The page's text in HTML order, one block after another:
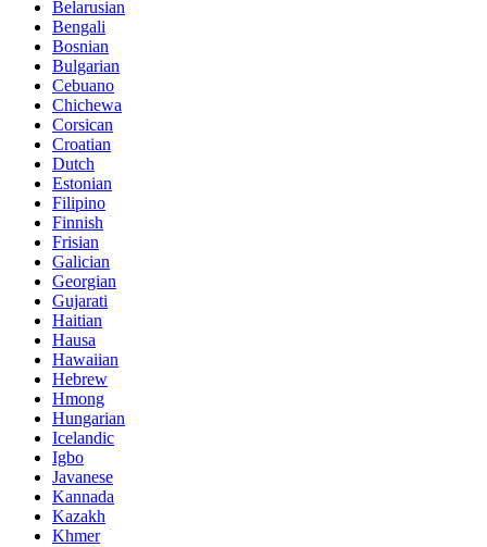
Belarusian
Bengali
Bosnian
Bulgarian
Cebuano
Chichewa
Corsican
Croatian
Dutch
Estonian
Filipino
Finnish
Frisian
Galician
Georgian
Gujarati
Haitian
Hausa
Hawaiian
Hebrew
Hmong
Hungarian
Icelandic
Igbo
Javanese
Kannada
Kazakh
Khmer